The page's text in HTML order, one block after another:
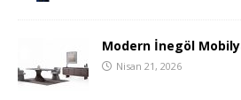
Modern İnegöl
Nisan 21, 2026